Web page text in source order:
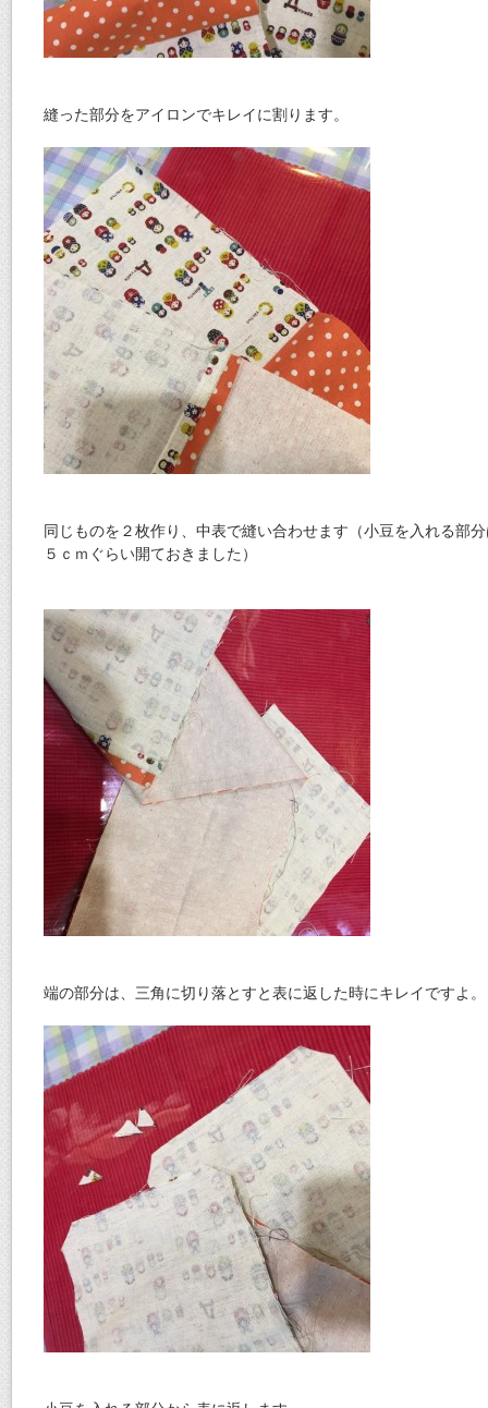
縫った部分をアイロンでキレイに割ります。
同じものを２枚作り、中表で縫い合わせます（小豆を入れる部
５ｃｍぐらい開ておきました）
端の部分は、三角に切り落とすと表に返した時にキレイですよ。